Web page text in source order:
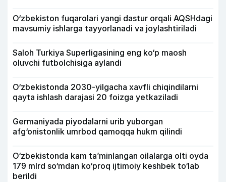
O‘zbekiston fuqarolari yangi dastur orqali AQSHdagi
mavsumiy ishlarga tayyorlanadi va joylashtiriladi
Saloh Turkiya Superligasining eng ko‘p maosh
oluvchi futbolchisiga aylandi
O‘zbekistonda 2030-yilgacha xavfli chiqindilarni
qayta ishlash darajasi 20 foizga yetkaziladi
Germaniyada piyodalarni urib yuborgan
afg‘onistonlik umrbod qamoqqa hukm qilindi
O‘zbekistonda kam ta’minlangan oilalarga olti oyda
179 mlrd so‘mdan ko‘proq ijtimoiy keshbek to‘lab
berildi